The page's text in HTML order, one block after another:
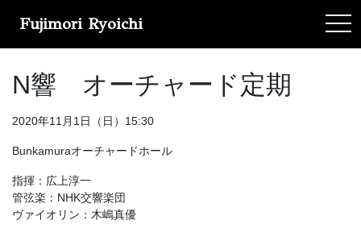
Fujimori Ryoichi
N響 オーチャード定期
2020年11月1日（日）15:30
Bunkamuraオーチャードホール
指揮：広上淳一
管弦楽：NHK交響楽団
ヴァイオリン：木嶋真優